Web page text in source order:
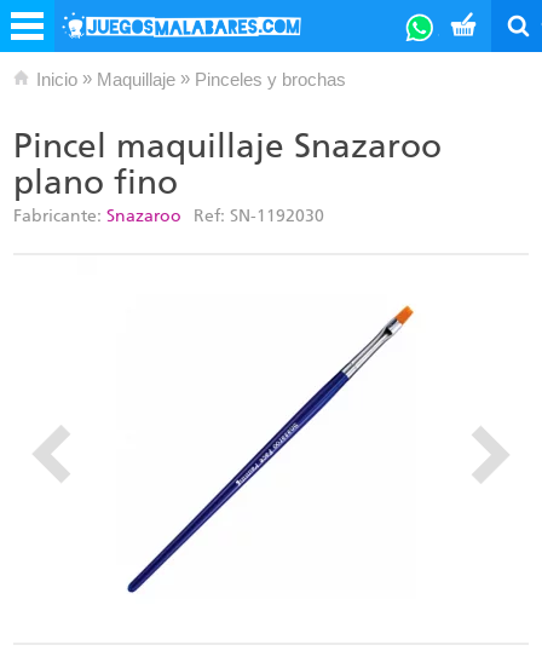
Inicio » Maquillaje » Pinceles y brochas
Pincel maquillaje Snazaroo
plano fino
Fabricante: Snazaroo Ref: SN-1192030